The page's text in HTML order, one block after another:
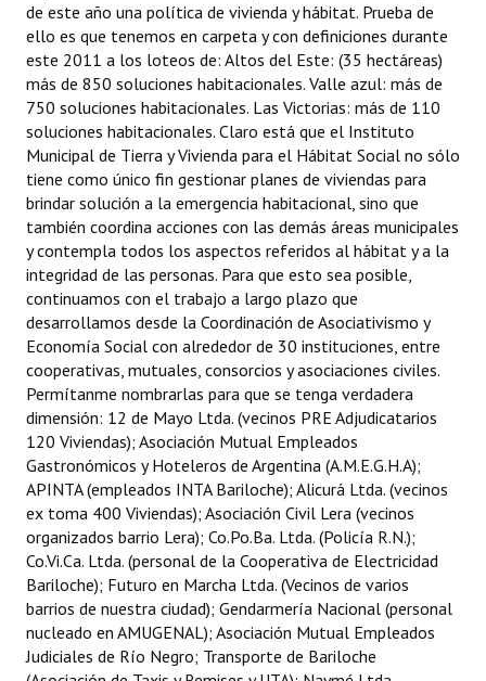
de este año una política de vivienda y hábitat. Prueba de
ello es que tenemos en carpeta y con definiciones durante
este 2011 a los loteos de: Altos del Este: (35 hectáreas)
más de 850 soluciones habitacionales. Valle azul: más de
750 soluciones habitacionales. Las Victorias: más de 110
soluciones habitacionales. Claro está que el Instituto
Municipal de Tierra y Vivienda para el Hábitat Social no sólo
tiene como único fin gestionar planes de viviendas para
brindar solución a la emergencia habitacional, sino que
también coordina acciones con las demás áreas municipales
y contempla todos los aspectos referidos al hábitat y a la
integridad de las personas. Para que esto sea posible,
continuamos con el trabajo a largo plazo que
desarrollamos desde la Coordinación de Asociativismo y
Economía Social con alrededor de 30 instituciones, entre
cooperativas, mutuales, consorcios y asociaciones civiles.
Permítanme nombrarlas para que se tenga verdadera
dimensión: 12 de Mayo Ltda. (vecinos PRE Adjudicatarios
120 Viviendas); Asociación Mutual Empleados
Gastronómicos y Hoteleros de Argentina (A.M.E.G.H.A);
APINTA (empleados INTA Bariloche); Alicurá Ltda. (vecinos
ex toma 400 Viviendas); Asociación Civil Lera (vecinos
organizados barrio Lera); Co.Po.Ba. Ltda. (Policía R.N.);
Co.Vi.Ca. Ltda. (personal de la Cooperativa de Electricidad
Bariloche); Futuro en Marcha Ltda. (Vecinos de varios
barrios de nuestra ciudad); Gendarmería Nacional (personal
nucleado en AMUGENAL); Asociación Mutual Empleados
Judiciales de Río Negro; Transporte de Bariloche